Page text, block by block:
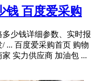
钱 百度爱采购
少钱详细参数、实时报
... 百度爱采购首页 购物
实力供应商 加油包 ...